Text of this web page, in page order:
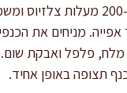
מחממים תנור ל-200 מעלות
אפייה. מניחים את
פלפל ואבקת
תצופה באופן אחיד.